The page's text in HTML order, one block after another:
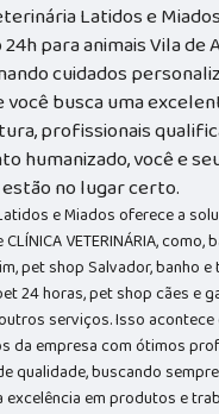
Latidos e
para animais Vila de
cuidados
você busca uma
profissionais
humanizado, você e
no lugar certo.
e Miados oferece a
VETERINÁRIA, como,
pet shop Salvador, banho
24 horas, pet shop cães e
serviços. Isso acontece
da empresa com ótimos
qualidade, buscando
excelência em produtos e